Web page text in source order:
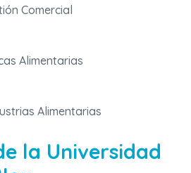
Comercial
Alimentarias
Alimentarias
la Universidad